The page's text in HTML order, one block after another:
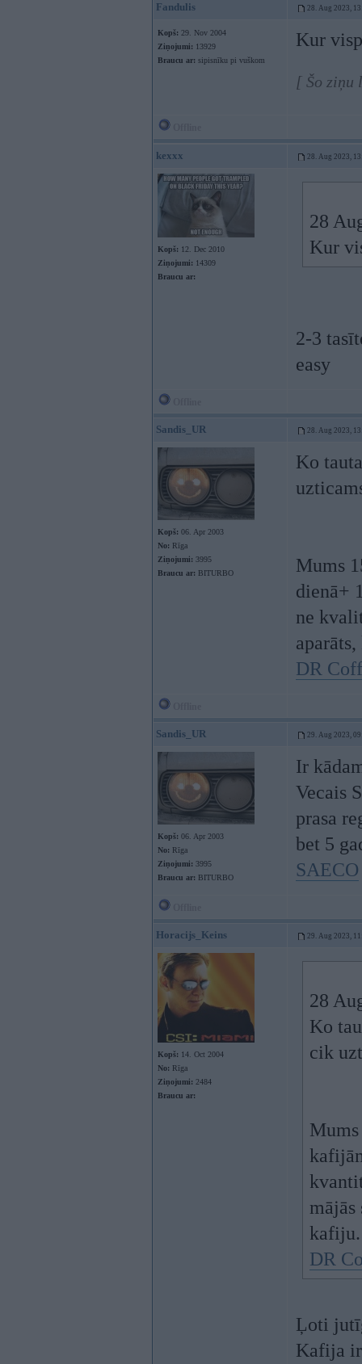
Fandulis 28. Aug 2023,
Kopš: 29. Nov 2004
Ziņojumi: 13929
Braucu ar: sipisnīku pi vuškom
Kur
[ Šo ziņu
kexxx 28. Aug 2023,
Kopš: 12. Dec 2010
Ziņojumi: 14309
Braucu ar:
28
Kur
2-3
easy
Sandis_UR 28. Aug 2023,
Kopš: 06. Apr 2003
No: Rīga
Ziņojumi: 3995
Braucu ar: BITURBO
Ko
Mums
dienā+
ne
DR
Sandis_UR 29. Aug 2023,
Kopš: 06. Apr 2003
No: Rīga
Ziņojumi: 3995
Braucu ar: BITURBO
Ir
Vecais
prasa
bet 5
SAECO
Horacijs_Keins 29. Aug 2023,
Kopš: 14. Oct 2004
No: Rīga
Ziņojumi: 2484
Braucu ar:
28
Ko
cik
mājās
kafiju.
DR
Ļoti
Kafija